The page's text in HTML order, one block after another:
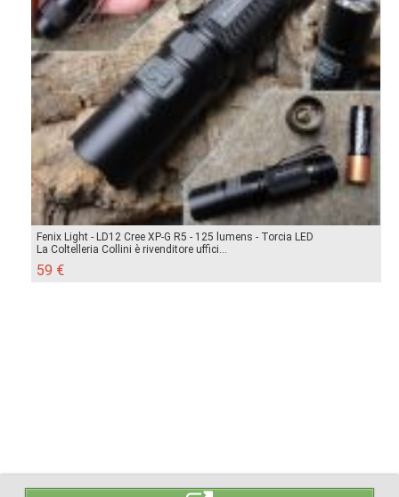
Fenix Light - LD12 Cree XP-G R5 - 125 lumens - Torcia LED
La Coltelleria Collini è rivenditore uffici...
59 €